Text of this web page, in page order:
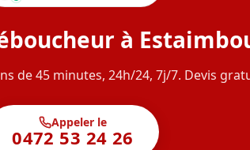
à
de 45 minutes, 24h/24, 7j/7. Devis
Appeler le
0472 53 24 26